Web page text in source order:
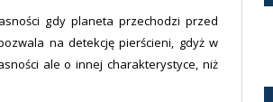
gdy planeta przechodzi przed
na detekcję pierścieni, gdyż w
ale o innej charakterystyce, niż